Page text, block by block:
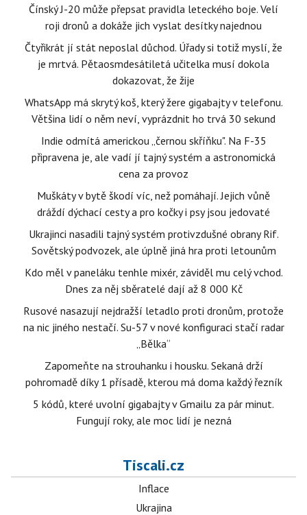
Čínský J-20 může přepsat pravidla leteckého boje. Velí
roji dronů a dokáže jich vyslat desítky najednou
Čtyřikrát jí stát neposlal důchod. Úřady si totiž myslí, že
je mrtvá. Pětaosmdesátiletá učitelka musí dokola
dokazovat, že žije
WhatsApp má skrytý koš, který žere gigabajty v telefonu.
Většina lidí o něm neví, vyprázdnit ho trvá 30 sekund
Indie odmítá americkou „černou skříňku". Na F-35
připravena je, ale vadí jí tajný systém a astronomická
cena za provoz
Muškáty v bytě škodí víc, než pomáhají. Jejich vůně
dráždí dýchací cesty a pro kočky i psy jsou jedovaté
Ukrajinci nasadili tajný systém protivzdušné obrany Rif.
Sovětský podvozek, ale úplně jiná hra proti letounům
Kdo měl v paneláku tenhle mixér, záviděl mu celý vchod.
Dnes za něj sběratelé dají až 8 000 Kč
Rusové nasazují nejdražší letadlo proti dronům, protože
na nic jiného nestačí. Su-57 v nové konfiguraci stačí radar
„Bělka“
Zapomeňte na strouhanku i housku. Sekaná drží
pohromadě díky 1 přísadě, kterou má doma každý řezník
5 kódů, které uvolní gigabajty v Gmailu za pár minut.
Fungují roky, ale moc lidí je nezná
Tiscali.cz
Inflace
Ukrajina